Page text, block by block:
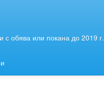
обява или покана до 2019 г.